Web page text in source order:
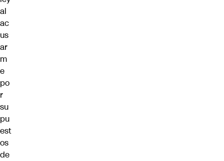
al
ac
us
ar
m
e
po
r
su
pu
est
os
de